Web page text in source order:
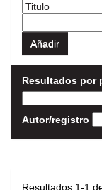
Resultados por
Autor/registro
Resultados 1-1 de